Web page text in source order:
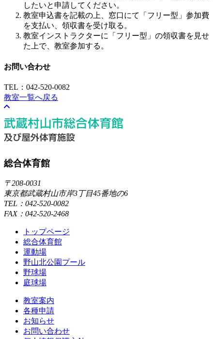
したいと申請してください。
教室申込書を記載の上、窓口にて「フリー型」参加費
を支払い、領収書を受け取る。
教室インストラクターに「フリー型」の領収書を見せ
た上で、教室参加する。
お問い合わせ
TEL：042-520-0082
教室一覧へ戻る
総合体育館
〒208-0031
東京都武蔵村山市岸3丁目45番地の6
TEL：042-520-0082
FAX：042-520-2468
トップページ
総合体育館
運動場
野山北公園プール
野球場
庭球場
教室案内
各種申請
お知らせ
お問い合わせ